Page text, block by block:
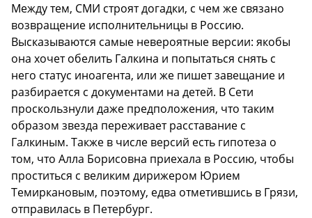
Между тем, СМИ строят догадки, с чем же связано
возвращение исполнительницы в Россию.
Высказываются самые невероятные версии: якобы
она хочет обелить Галкина и попытаться снять с
него статус иноагента, или же пишет завещание и
разбирается с документами на детей. В Сети
проскользнули даже предположения, что таким
образом звезда переживает расставание с
Галкиным. Также в числе версий есть гипотеза о
том, что Алла Борисовна приехала в Россию, чтобы
проститься с великим дирижером Юрием
Темиркановым, поэтому, едва отметившись в Грязи,
отправилась в Петербург.